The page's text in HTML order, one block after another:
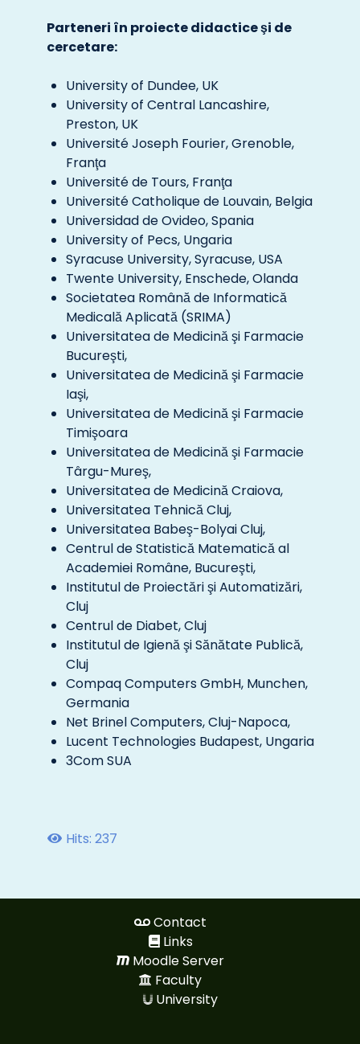
Parteneri în proiecte didactice şi de
cercetare:
University of Dundee, UK
University of Central Lancashire,
Preston, UK
Université Joseph Fourier, Grenoble,
Franţa
Université de Tours, Franţa
Université Catholique de Louvain, Belgia
Universidad de Ovideo, Spania
University of Pecs, Ungaria
Syracuse University, Syracuse, USA
Twente University, Enschede, Olanda
Societatea Română de Informatică
Medicală Aplicată (SRIMA)
Universitatea de Medicină şi Farmacie
Bucureşti,
Universitatea de Medicină şi Farmacie
Iaşi,
Universitatea de Medicină şi Farmacie
Timişoara
Universitatea de Medicină şi Farmacie
Târgu-Mureş,
Universitatea de Medicină Craiova,
Universitatea Tehnică Cluj,
Universitatea Babeş-Bolyai Cluj,
Centrul de Statistică Matematică al
Academiei Române, Bucureşti,
Institutul de Proiectări şi Automatizări,
Cluj
Centrul de Diabet, Cluj
Institutul de Igienă şi Sănătate Publică,
Cluj
Compaq Computers GmbH, Munchen,
Germania
Net Brinel Computers, Cluj-Napoca,
Lucent Technologies Budapest, Ungaria
3Com SUA
Hits: 237
Contact
Links
Moodle Server
Faculty
University